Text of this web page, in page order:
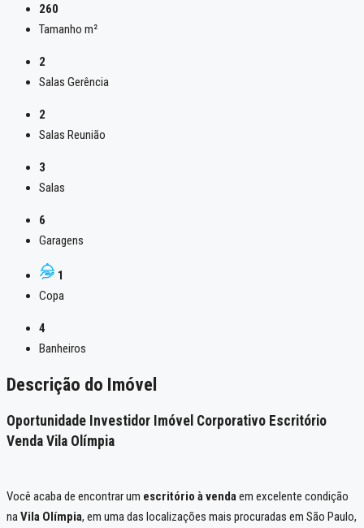
260
Tamanho m²
2
Salas Gerência
2
Salas Reunião
3
Salas
6
Garagens
1
Copa
4
Banheiros
Descrição do Imóvel
Oportunidade Investidor Imóvel Corporativo Escritório
Venda Vila Olímpia
Você acaba de encontrar um escritório à venda em excelente condição
na Vila Olímpia, em uma das localizações mais procuradas em São Paulo,